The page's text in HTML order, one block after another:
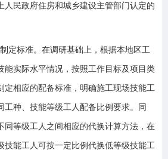
人民政府住房和城乡建设主管部门认定的
定标准。在调研基础上，根据本地区工
能实际水平情况，按照工作目标及项目类
定相应的配备标准，明确施工现场技能工
工种、技能等级工人配备比例要求。同
同等级工人之间相应的代换计算方法，在
技能工人可按一定比例代换低等级技能工